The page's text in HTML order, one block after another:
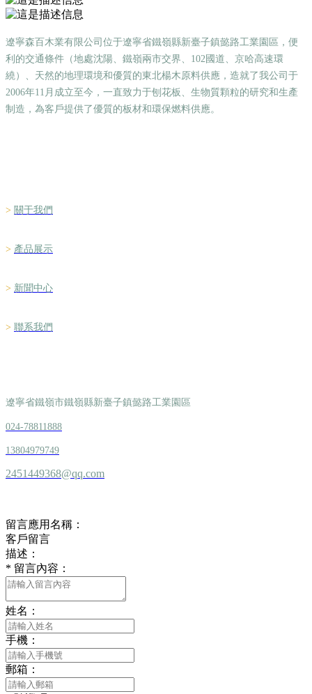
遼寧森百木業有限公司位于遼寧省鐵嶺縣新臺子鎮懿路工業園區，便
利的交通條件（地處沈陽、鐵嶺兩市交界、102國道、京哈高速環
繞）、天然的地理環境和優質的東北楊木原料供應，造就了我公司于
2006年11月成立至今，一直致力于刨花板、生物質顆粒的研究和生產
制造，為客戶提供了優質的板材和環保燃料供應。
> 關于我們
> 產品展示
> 新聞中心
> 聯系我們
遼寧省鐵嶺市鐵嶺縣新臺子鎮懿路工業園區
024-78811888
13804979749
2451449368@qq.com
留言應用名稱：
客戶留言
描述：
* 留言內容：
姓名：
手機：
郵箱：